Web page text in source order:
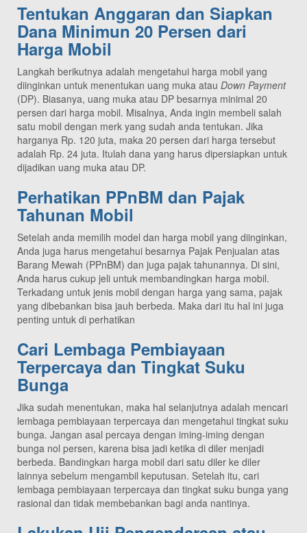
Tentukan Anggaran dan Siapkan
Dana Minimun 20 Persen dari
Harga Mobil
Langkah berikutnya adalah mengetahui harga mobil yang
diinginkan untuk menentukan uang muka atau Down Payment
(DP). Biasanya, uang muka atau DP besarnya minimal 20
persen dari harga mobil. Misalnya, Anda ingin membeli salah
satu mobil dengan merk yang sudah anda tentukan. Jika
harganya Rp. 120 juta, maka 20 persen dari harga tersebut
adalah Rp. 24 juta. Itulah dana yang harus dipersiapkan untuk
dijadikan uang muka atau DP.
Perhatikan PPnBM dan Pajak
Tahunan Mobil
Setelah anda memilih model dan harga mobil yang diinginkan,
Anda juga harus mengetahui besarnya Pajak Penjualan atas
Barang Mewah (PPnBM) dan juga pajak tahunannya. Di sini,
Anda harus cukup jeli untuk membandingkan harga mobil.
Terkadang untuk jenis mobil dengan harga yang sama, pajak
yang dibebankan bisa jauh berbeda. Maka dari itu hal ini juga
penting untuk di perhatikan
Cari Lembaga Pembiayaan
Terpercaya dan Tingkat Suku
Bunga
Jika sudah menentukan, maka hal selanjutnya adalah mencari
lembaga pembiayaan terpercaya dan mengetahui tingkat suku
bunga. Jangan asal percaya dengan iming-iming dengan
bunga nol persen, karena bisa jadi ketika di diler menjadi
berbeda. Bandingkan harga mobil dari satu diler ke diler
lainnya sebelum mengambil keputusan. Setelah itu, cari
lembaga pembiayaan terpercaya dan tingkat suku bunga yang
rasional dan tidak membebankan bagi anda nantinya.